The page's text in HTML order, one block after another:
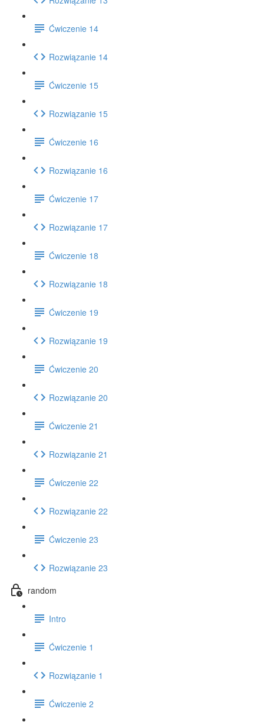
Ćwiczenie 14
Rozwiązanie 14
Ćwiczenie 15
Rozwiązanie 15
Ćwiczenie 16
Rozwiązanie 16
Ćwiczenie 17
Rozwiązanie 17
Ćwiczenie 18
Rozwiązanie 18
Ćwiczenie 19
Rozwiązanie 19
Ćwiczenie 20
Rozwiązanie 20
Ćwiczenie 21
Rozwiązanie 21
Ćwiczenie 22
Rozwiązanie 22
Ćwiczenie 23
Rozwiązanie 23
random
Intro
Ćwiczenie 1
Rozwiązanie 1
Ćwiczenie 2